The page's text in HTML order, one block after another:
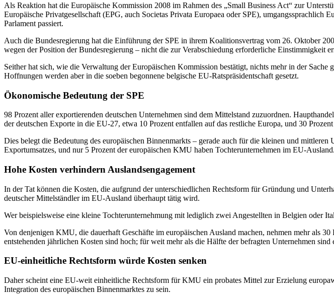
Als Reaktion hat die Europäische Kommission 2008 im Rahmen des „Small Business Act“ zur
Europäische Privatgesellschaft (EPG, auch Societas Privata Europaea oder SPE),
Parlament passiert.
Auch die Bundesregierung hat die Einführung der SPE in ihrem Koalitionsvertrag vom 26. Oktober
wegen der Position der Bundesregierung – nicht die zur Verabschiedung erforderliche Einstimmigkeit
Seither hat sich, wie die Verwaltung der Europäischen Kommission bestätigt, nichts mehr in der
Hoffnungen werden aber in die soeben begonnene belgische EU-Ratspräsidentschaft gesetzt.
Ökonomische Bedeutung der SPE
98 Prozent aller exportierenden deutschen Unternehmen sind dem Mittelstand zuzuordnen.
der deutschen Exporte in die EU-27, etwa 10 Prozent entfallen auf das restliche Europa, und 30
Dies belegt die Bedeutung des europäischen Binnenmarkts – gerade auch für die kleinen und
Exportumsatzes, und nur 5 Prozent der europäischen KMU haben Tochterunternehmen im EU-Ausland.
Hohe Kosten verhindern Auslandsengagement
In der Tat können die Kosten, die aufgrund der unterschiedlichen Rechtsform für Gründung und
deutscher Mittelständler im EU-Ausland überhaupt tätig wird.
Wer beispielsweise eine kleine Tochterunternehmung mit lediglich zwei Angestellten in Belgien oder
Von denjenigen KMU, die dauerhaft Geschäfte im europäischen Ausland machen, nehmen mehr als
entstehenden jährlichen Kosten sind hoch; für weit mehr als die Hälfte der befragten Unternehmen sind
EU-einheitliche Rechtsform würde Kosten senken
Daher scheint eine EU-weit einheitliche Rechtsform für KMU ein probates Mittel zur Erzielung
Integration des europäischen Binnenmarktes zu sein.